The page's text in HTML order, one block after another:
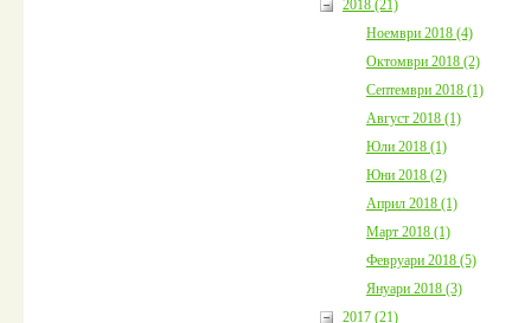
2018 (21)
Ноември 2018 (4)
Октомври 2018 (2)
Септември 2018 (1)
Август 2018 (1)
Юли 2018 (1)
Юни 2018 (2)
Април 2018 (1)
Март 2018 (1)
Февруари 2018 (5)
Януари 2018 (3)
2017 (21)